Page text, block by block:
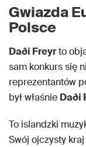
Gwiazda
Polsce
Daði Freyrto
sam konkurs się
reprezentantów
był właśnie Daði
To islandzki
Swój ojczysty